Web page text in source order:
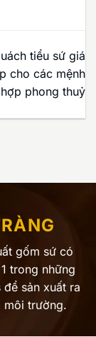
tiểu sứ giá
cho các mệnh
hợp phong thuỷ
gốm sứ có
trong những
sản xuất ra
môi trường.